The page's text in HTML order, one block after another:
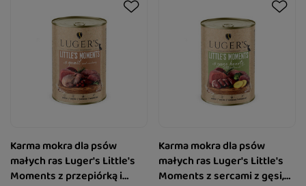
Karma mokra dla psów
małych ras Luger's Little's
Moments z przepiórką i
Karma mokra dla psów
małych ras Luger's Little's
Moments z sercami z gęsi,